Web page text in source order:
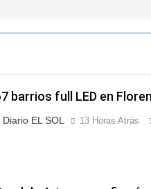
barrios full LED en
Diario EL SOL 13 Horas Atrás